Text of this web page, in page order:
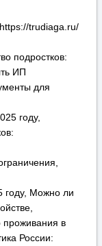
trudiaga.ru/
подростков:
ИП
для
году,
году, Можно ли
проживания в
России: